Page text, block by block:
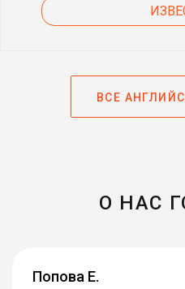
ВСЕ
О НАС
Попова Е.